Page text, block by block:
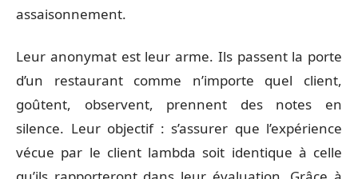
assaisonnement.
Leur anonymat est leur arme. Ils passent la porte
d’un restaurant comme n’importe quel client,
goûtent, observent, prennent des notes en
silence. Leur objectif : s’assurer que l’expérience
vécue par le client lambda soit identique à celle